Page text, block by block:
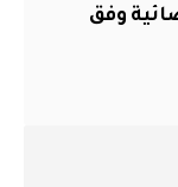
وفق